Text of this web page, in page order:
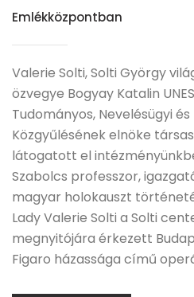
Emlékközpontban
Valerie Solti, Solti György
özvegye Bogyay Katalin
Tudományos, Nevelésügyi
Közgyűlésének elnöke
látogatott el
Szabolcs professzor,
magyar holokauszt
Lady Valerie Solti a Solti
megnyitójára érkezett
Figaro házassága című